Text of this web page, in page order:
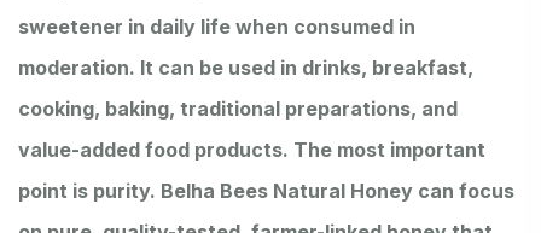
sweetener in daily life when consumed in
moderation. It can be used in drinks, breakfast,
cooking, baking, traditional preparations, and
value-added food products. The most important
point is purity. Belha Bees Natural Honey can focus